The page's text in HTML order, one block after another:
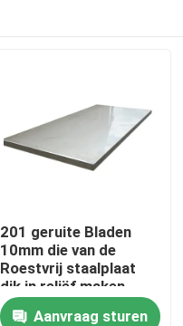
201 geruite Bladen
10mm die van de
Roestvrij staalplaat
dik in reliëf maken
Aanvraag sturen